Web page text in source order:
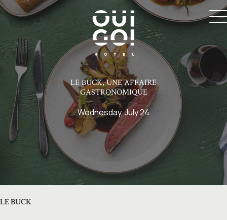
LE BUCK, UNE AFFAIRE
GASTRONOMIQUE
Wednesday, July 24
LE BUCK